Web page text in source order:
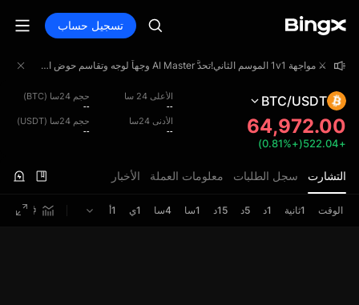
تسجيل حساب
⚔️ مواجهة 1v1 الموسم الثاني!تحدَّ AI Master وجهاً لوجه وتقاسم حوض الجوائز بقيمة 4,000,000 USDT!
BTC/USDT
64,972.00
+522.04(+0.81%)
الأعلى 24 سا
--
حجم 24سا (BTC)
--
الأدنى 24سا
--
حجم 24سا (USDT)
--
التشارت سجل الطلبات معلومات العملة الأخبار
الوقت 1ثانية 1د 5د 15د 1سا 4سا 1ي 1أ